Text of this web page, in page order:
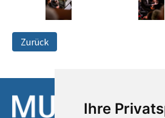
Ihre
Zurück